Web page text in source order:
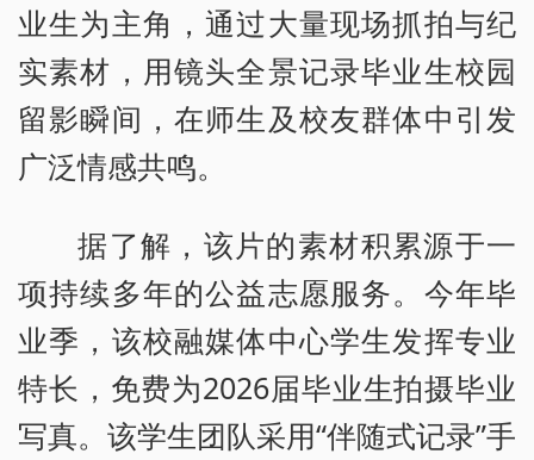
业生为主角，通过大量现场抓拍与纪
实素材，用镜头全景记录毕业生校园
留影瞬间，在师生及校友群体中引发
广泛情感共鸣。
据了解，该片的素材积累源于一
项持续多年的公益志愿服务。今年毕
业季，该校融媒体中心学生发挥专业
特长，免费为2026届毕业生拍摄毕业
写真。该学生团队采用“伴随式记录”手